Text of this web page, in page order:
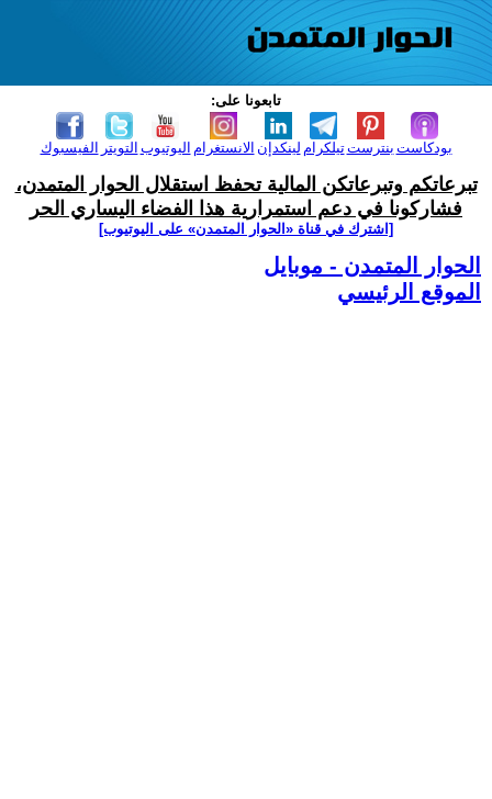
تابعونا على:
الفيسبوك التويتر اليوتيوب الانستغرام لينكدإن تيلكرامبنترست بودكاست
تبرعاتكم وتبرعاتكن المالية تحفظ استقلال الحوار المتمدن،
فشاركونا في دعم استمرارية هذا الفضاء اليساري الحر
[اشترك في قناة ‫«الحوار المتمدن» على اليوتيوب]
الحوار المتمدن - موبايل
الموقع الرئيسي